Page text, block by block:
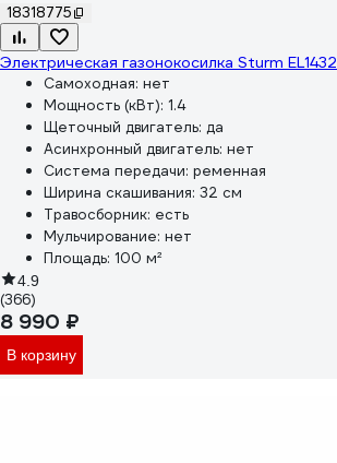
18318775
Электрическая газонокосилка Sturm EL1432
Самоходная: нет
Мощность (кВт): 1.4
Щеточный двигатель: да
Асинхронный двигатель: нет
Система передачи: ременная
Ширина скашивания: 32 см
Травосборник: есть
Мульчирование: нет
Площадь: 100 м²
4.9
(366)
8 990 ₽
В корзину